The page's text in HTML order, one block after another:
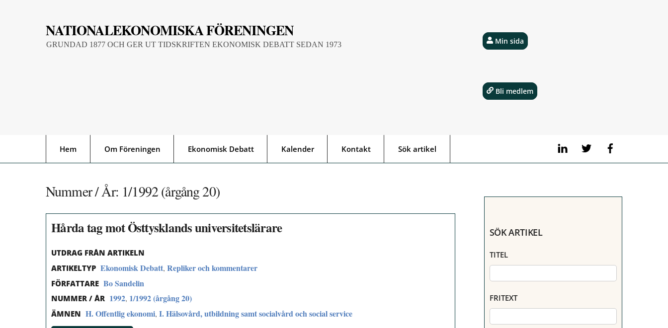
NATIONALEKONOMISKA FÖRENINGEN
GRUNDAD 1877 OCH GER UT TIDSKRIFTEN EKONOMISK DEBATT SEDAN 1973
LinkedIn Twitter
Hem Om Föreningen Ekonomisk Debatt Kalender Kontakt Sök artikel
Min sida
Bli medlem
Nummer / År: 1/1992 (årgång 20)
Hårda tag mot Östtysklands universitetslärare
UTDRAG FRÅN ARTIKELN
ARTIKELTYP Ekonomisk Debatt, Repliker och kommentarer
FÖRFATTARE Bo Sandelin
NUMMER / ÅR 1992, 1/1992 (årgång 20)
ÄMNEN H. Offentlig ekonomi, I. Hälsovård, utbildning samt socialvård och social service
SÖK ARTIKEL
TITEL
FRITEXT